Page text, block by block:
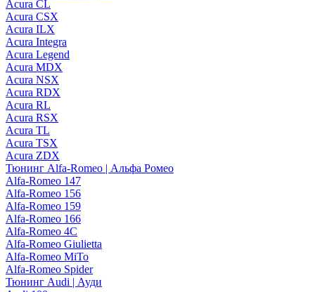
Acura CL
Acura CSX
Acura ILX
Acura Integra
Acura Legend
Acura MDX
Acura NSX
Acura RDX
Acura RL
Acura RSX
Acura TL
Acura TSX
Acura ZDX
Тюнинг Alfa-Romeo | Альфа Ромео
Alfa-Romeo 147
Alfa-Romeo 156
Alfa-Romeo 159
Alfa-Romeo 166
Alfa-Romeo 4C
Alfa-Romeo Giulietta
Alfa-Romeo MiTo
Alfa-Romeo Spider
Тюнинг Audi | Ауди